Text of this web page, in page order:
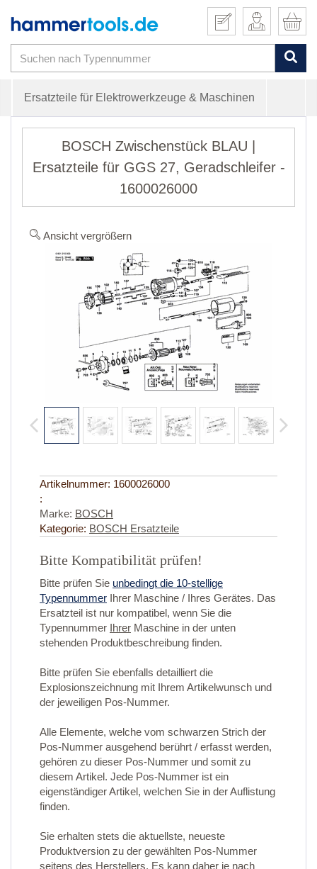
Ersatzteile für Elektrowerkzeuge & Maschinen
BOSCH Zwischenstück BLAU |
Ersatzteile für GGS 27, Geradschleifer -
1600026000
Ansicht vergrößern
Artikelnummer: 1600026000
:
Marke: BOSCH
Kategorie: BOSCH Ersatzteile
Bitte Kompatibilität prüfen!
Bitte prüfen Sie unbedingt die 10-stellige
Typennummer Ihrer Maschine / Ihres Gerätes. Das
Ersatzteil ist nur kompatibel, wenn Sie die
Typennummer Ihrer Maschine in der unten
stehenden Produktbeschreibung finden.
Bitte prüfen Sie ebenfalls detailliert die
Explosionszeichnung mit Ihrem Artikelwunsch und
der jeweiligen Pos-Nummer.
Alle Elemente, welche vom schwarzen Strich der
Pos-Nummer ausgehend berührt / erfasst werden,
gehören zu dieser Pos-Nummer und somit zu
diesem Artikel. Jede Pos-Nummer ist ein
eigenständiger Artikel, welchen Sie in der Auflistung
finden.
Sie erhalten stets die aktuellste, neueste
Produktversion zu der gewählten Pos-Nummer
seitens des Herstellers. Es kann daher je nach